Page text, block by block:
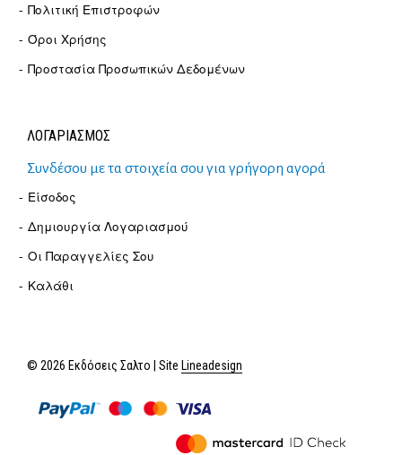
Πολιτική Επιστροφών
Όροι Χρήσης
Προστασία Προσωπικών Δεδομένων
ΛΟΓΑΡΙΑΣΜΟΣ
Συνδέσου με τα στοιχεία σου για γρήγορη αγορά
Είσοδος
Δημιουργία Λογαριασμού
Οι Παραγγελίες Σου
Καλάθι
© 2026 Εκδόσεις Σαλτο | Site Lineadesign